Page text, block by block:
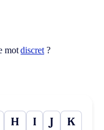
motdiscret?
H I J K